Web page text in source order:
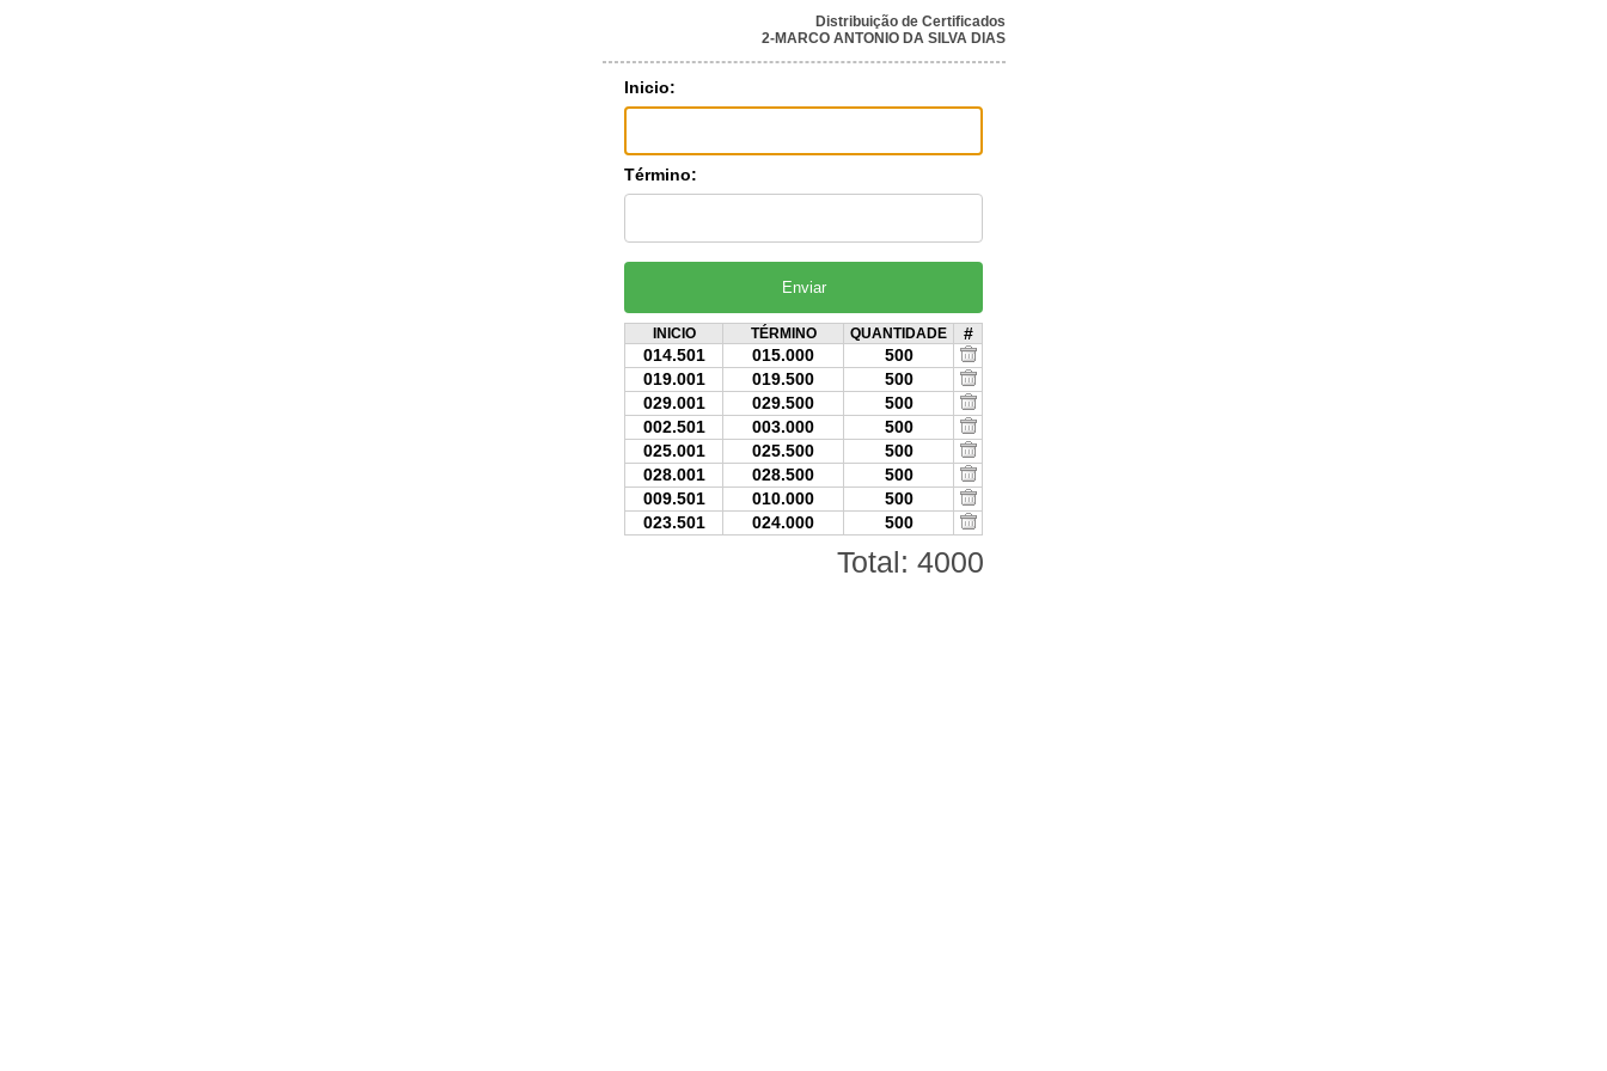
Distribuição de Certificados
2-MARCO ANTONIO DA SILVA DIAS
Inicio:
Término:
INICIO TÉRMINO QUANTIDADE
#
014.501
015.000
500
019.001
019.500
500
029.001
029.500
500
002.501
003.000
500
025.001
025.500
500
028.001
028.500
500
009.501
010.000
500
023.501
024.000 500
Total: 4000